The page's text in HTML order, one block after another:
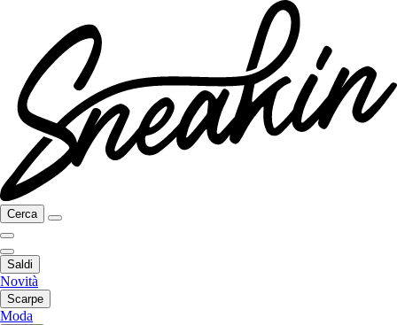
Cerca
Saldi
Novità
Scarpe
Moda